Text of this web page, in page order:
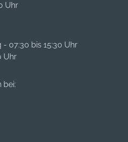
Uhr
07:30 bis 15:30 Uhr
Uhr
bei: